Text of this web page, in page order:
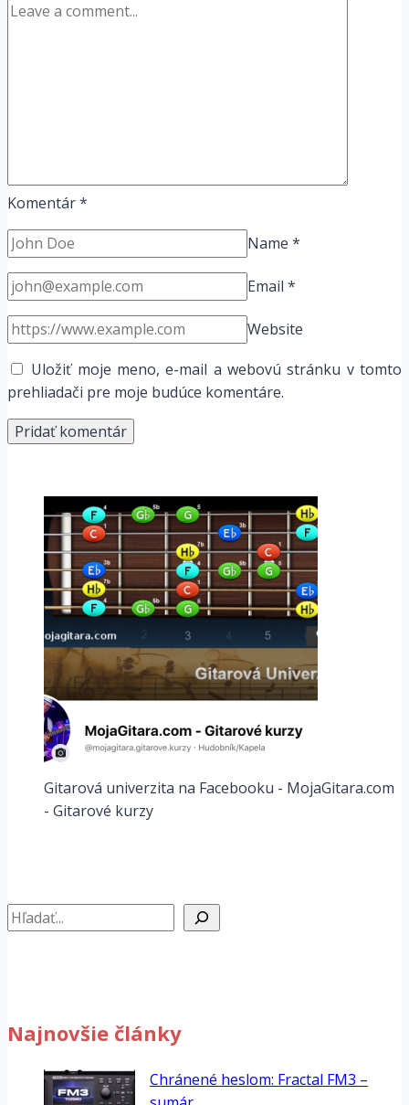
Komentár*
Name *
Email *
Website
Uložiť moje meno, e-mail a webovú stránku v tomto
prehliadači pre moje budúce komentáre.
Gitarová univerzita na Facebooku - MojaGitara.com
- Gitarové kurzy
Hľadať
Najnovšie články
Chránené heslom: Fractal FM3 –